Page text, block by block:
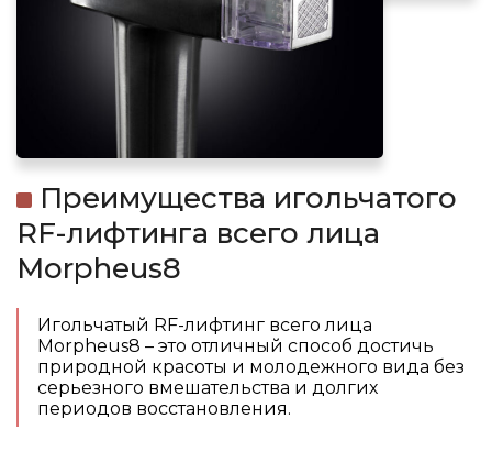
Преимущества игольчатого
RF-лифтинга всего лица
Morpheus8
Игольчатый RF-лифтинг всего лица
Morpheus8 – это отличный способ достичь
природной красоты и молодежного вида без
серьезного вмешательства и долгих
периодов восстановления.